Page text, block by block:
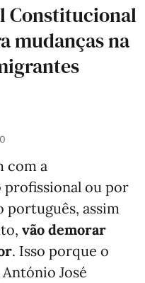
Constitucional
mudanças na
com a
profissional ou por
assim
vão demorar
. Isso porque o
José